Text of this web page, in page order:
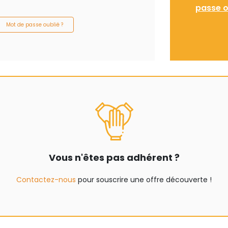
Mot de passe oublié ?
passe
Vous n'êtes pas adhérent ?
Contactez-nous pour souscrire une offre découverte !